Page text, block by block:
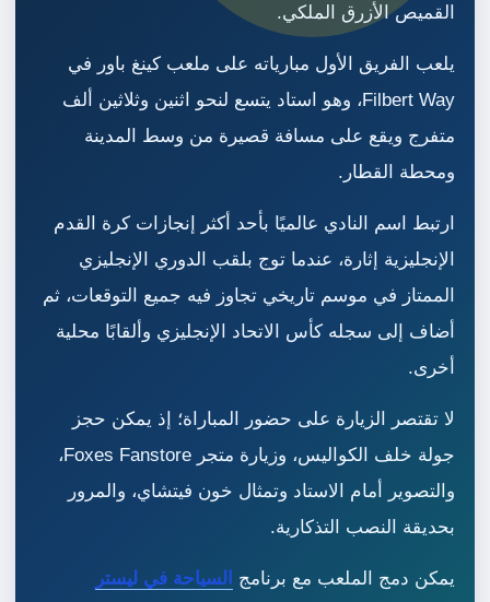
القميص الأزرق الملكي.
يلعب الفريق الأول مبارياته على ملعب كينغ باور في
Filbert Way، وهو استاد يتسع لنحو اثنين وثلاثين ألف
متفرج ويقع على مسافة قصيرة من وسط المدينة
ومحطة القطار.
ارتبط اسم النادي عالميًا بأحد أكثر إنجازات كرة القدم
الإنجليزية إثارة، عندما توج بلقب الدوري الإنجليزي
الممتاز في موسم تاريخي تجاوز فيه جميع التوقعات، ثم
أضاف إلى سجله كأس الاتحاد الإنجليزي وألقابًا محلية
أخرى.
لا تقتصر الزيارة على حضور المباراة؛ إذ يمكن حجز
جولة خلف الكواليس، وزيارة متجر Foxes Fanstore،
والتصوير أمام الاستاد وتمثال خون فيتشاي، والمرور
بحديقة النصب التذكارية.
يمكن دمج الملعب مع برنامج السياحة في ليستر